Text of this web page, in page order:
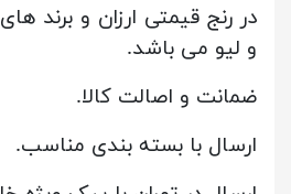
در رنج قیمتی ارزان و برند
و لیو می باشد.
ضمانت و اصالت کالا.
ارسال با بسته بندی مناسب.